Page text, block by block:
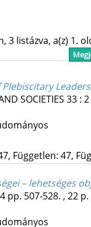
3 listázva, a(z) 1.
SOCIETIES 33: 2
Független: 47,
– lehetséges
4 pp. 507-528. , 22 p.